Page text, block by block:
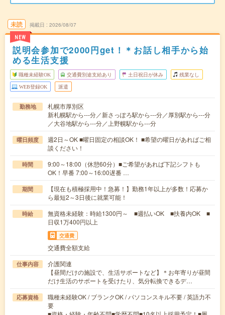
未読
NEW
掲載日 2026/08/07
説明会参加で2000円get！＊お話し相手から始
める生活支援
職種未経験OK 交通費別途支給あり 土日祝日が休み 残業なし
WEB登録OK 派遣
勤務地
札幌市厚別区
新札幌駅から---分／新さっぽろ駅から---分／厚別駅から---分
／大谷地駅から---分／上野幌駅から---分
曜日頻度
週2日～OK ■曜日固定の相談OK！ ■希望の曜日があればご相
談ください！
時間
9:00～18:00（休憩60分）■ご希望があれば下記シフトも
OK！早番 7:00～16:00遅番 …
期間
【現在も積極採用中！急募！】勤務1年以上が多数！応募か
ら最短2～3日後に就業可能！
時給
無資格未経験：時給1300円～ ■週払いOK ■扶養内OK ■
日収1万400円以上
交通費
交通費全額支給
仕事内容
介護関連
【昼間だけの施設で、生活サポートなど】＊お年寄りが昼間
だけ生活のサポートを受けたり、気分転換できるデ…
応募資格
職種未経験OK / ブランクOK / パソコンスキル不要 / 英語力不
要